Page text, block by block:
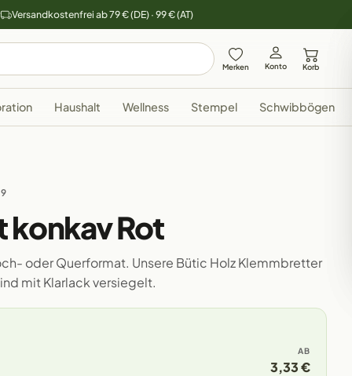
Versandkostenfrei ab 79 € (DE) · 99 € (AT)
Merken Konto Korb
Haushalt Wellness Stempel Schwibbögen
Rot
oder Querformat. Unsere Bütic Holz Klemmbretter
mit Klarlack versiegelt.
AB
3,33 €